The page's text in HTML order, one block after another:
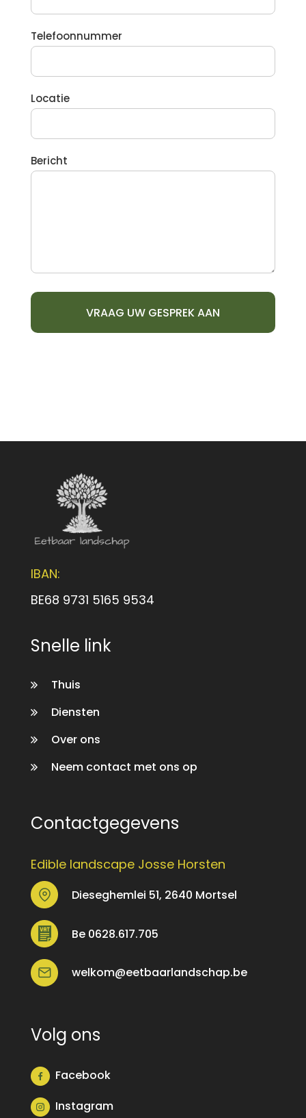
Telefoonnummer
Locatie
Bericht
IBAN:
BE68 9731 5165 9534
Snelle link
Thuis
Diensten
Over ons
Neem contact met ons op
Contactgegevens
Edible landscape Josse Horsten
Dieseghemlei 51, 2640 Mortsel
Be 0628.617.705
welkom@eetbaarlandschap.be
Volg ons
Facebook
Instagram